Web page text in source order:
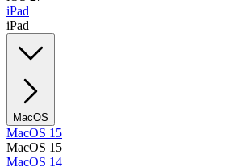
iPad
iPad
MacOS
MacOS 15
MacOS 15
MacOS 14